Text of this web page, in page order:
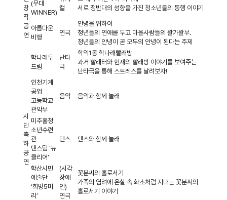
창
작
공
연
(무대
WINNER)
컬
서로 정반대의 성향을 가진 청소년들의 동행 이야기
아름다운
비행
연극
안녕을 위하여
청년들의 연애를 두고 마을사람들의 왈가왈부.
청년들의 안녕이 곧 모두의 안녕이 된다는 주제
학나래두
드림
난타
극
학익1동 학나래빨래방
과거 빨래터와 현재의 빨래방 이야기를 보여주는
난타극을 통해 스트레스를 날려보자!
시
민
축
하
공
연
인천기계
공업
고등학교
관악부
음악 음악과 함께 놀래
미추홀청
소년수련
관
댄스팀 ‘뉴
클리어’
댄스 댄스와 함께 놀래
학산시민
예술단
‘희망5미
리’
(시각
장애
인)
연극
꽃분씨의 홀로서기
가족의 염려에 온실 속 화초처럼 지내는 꽃분씨의
홀로서기 이야기